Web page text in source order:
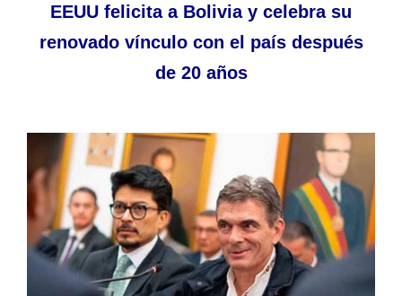
EEUU felicita a Bolivia y celebra su
renovado vínculo con el país después
de 20 años